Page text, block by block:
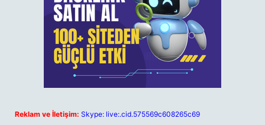
Reklam ve İletişim: Skype: live:.cid.575569c608265c69